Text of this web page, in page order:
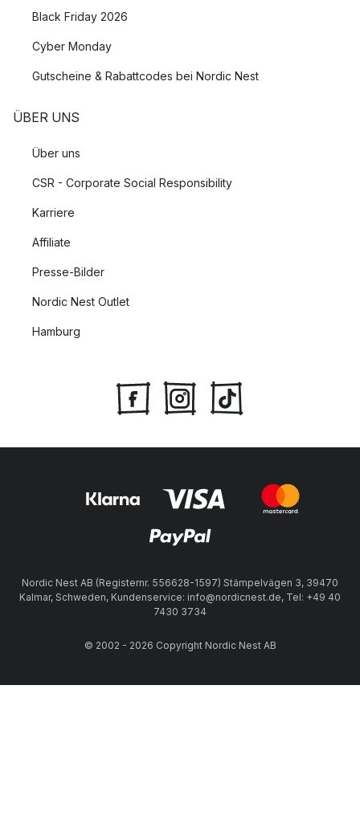
Black Friday 2026
Cyber Monday
Gutscheine & Rabattcodes bei Nordic Nest
ÜBER UNS
Über uns
CSR - Corporate Social Responsibility
Karriere
Affiliate
Presse-Bilder
Nordic Nest Outlet
Hamburg
Nordic Nest AB (Registernr. 556628-1597) Stämpelvägen 3, 39470
Kalmar, Schweden, Kundenservice: info@nordicnest.de, Tel: +49 40
7430 3734
© 2002 - 2026 Copyright Nordic Nest AB